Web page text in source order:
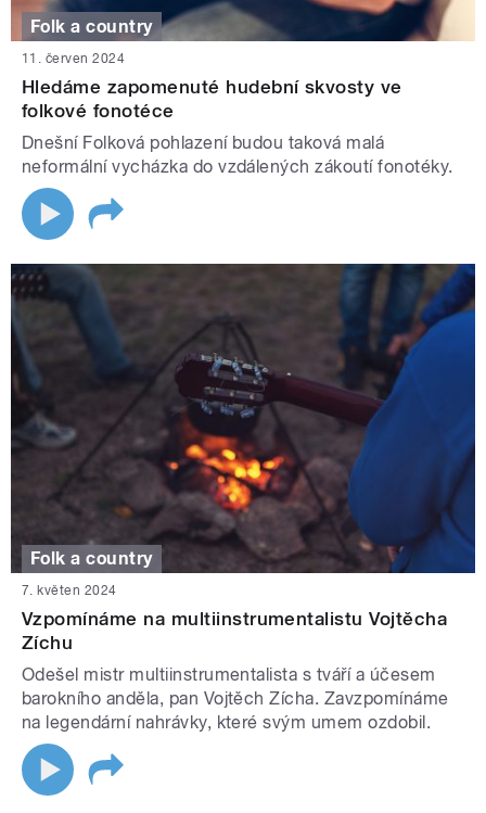
Folk a country
11. červen 2024
Hledáme zapomenuté hudební skvosty ve
folkové fonotéce
Dnešní Folková pohlazení budou taková malá
neformální vycházka do vzdálených zákoutí fonotéky.
Folk a country
7. květen 2024
Vzpomínáme na multiinstrumentalistu Vojtěcha
Zíchu
Odešel mistr multiinstrumentalista s tváří a účesem
barokního anděla, pan Vojtěch Zícha. Zavzpomínáme
na legendární nahrávky, které svým umem ozdobil.